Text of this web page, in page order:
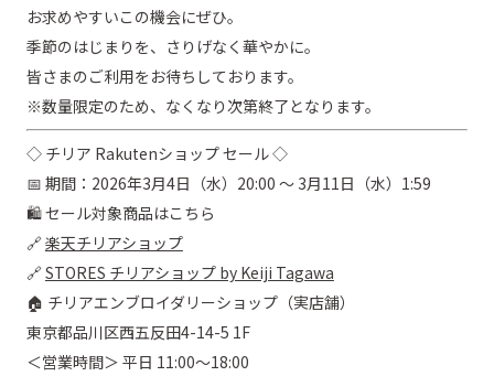
お求めやすいこの機会にぜひ。
季節のはじまりを、さりげなく華やかに。
皆さまのご利用をお待ちしております。
※数量限定のため、なくなり次第終了となります。
◇ チリア Rakutenショップ セール ◇
📅 期間：2026年3月4日（水）20:00 ～ 3月11日（水）1:59
🛍 セール対象商品はこちら
🔗楽天チリアショップ
🔗STORES チリアショップ by Keiji Tagawa
🏠 チリアエンブロイダリーショップ（実店舗）
東京都品川区西五反田4-14-5 1F
＜営業時間＞ 平日 11:00～18:00